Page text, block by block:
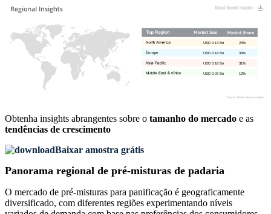
12%
USD 0.07 Bn
31%
USD 0.18 Bn
33%
USD 0.19 Bn
24%
USD 0.14 Bn
Obtenha insights abrangentes sobre o tamanho do mercado e as
tendências de crescimento
Baixar amostra grátis
Panorama regional de pré-misturas de padaria
O mercado de pré-misturas para panificação é geograficamente
diversificado, com diferentes regiões experimentando níveis